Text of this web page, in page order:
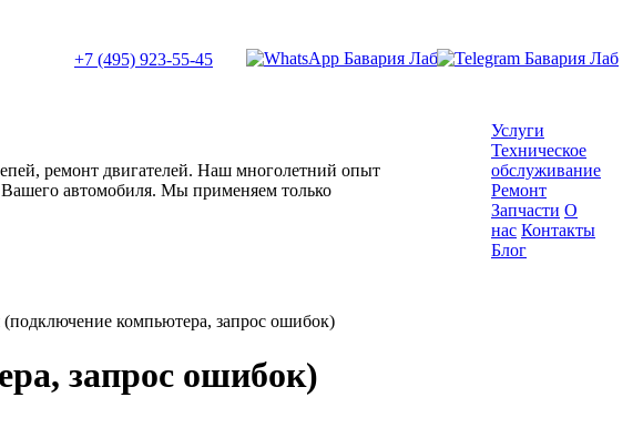
+7 (495) 923-55-45
ремонт двигателей. Наш многолетний опыт
Вашего автомобиля. Мы применяем только
Услуги
Техническое
обслуживание
Ремонт
Запчасти О
нас Контакты
Блог
(подключение компьютера, запрос ошибок)
запрос ошибок)